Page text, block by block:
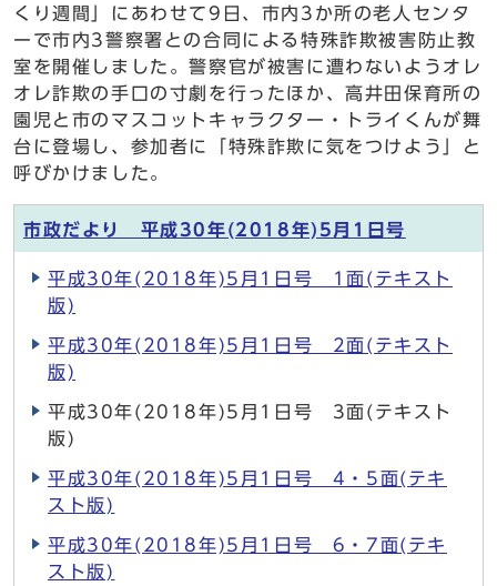
くり週間」にあわせて9日、市内3か所の老人センタ
ーで市内3警察署との合同による特殊詐欺被害防止教
室を開催しました。警察官が被害に遭わないようオレ
オレ詐欺の手口の寸劇を行ったほか、高井田保育所の
園児と市のマスコットキャラクター・トライくんが舞
台に登場し、参加者に「特殊詐欺に気をつけよう」と
呼びかけました。
市政だより 平成30年(2018年)5月1日号
平成30年(2018年)5月1日号 1面(テキスト
版)
平成30年(2018年)5月1日号 2面(テキスト
版)
平成30年(2018年)5月1日号 3面(テキスト
版)
平成30年(2018年)5月1日号 4・5面(テキ
スト版)
平成30年(2018年)5月1日号 6・7面(テキ
スト版)